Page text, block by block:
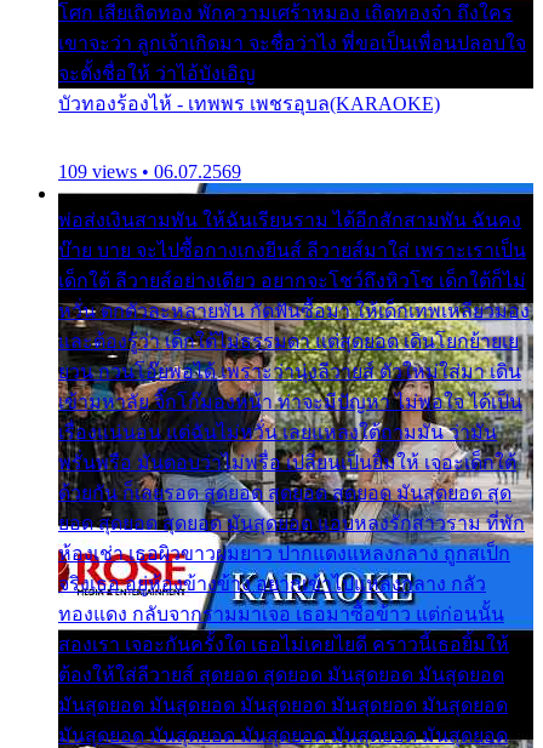
โศก เสียเถิดทอง พักความเศร้าหมอง เถิดทองจ๋า ถึงใคร
เขาจะว่า ลูกเจ้าเกิดมา จะชื่อว่าไง พี่ขอเป็นเพื่อนปลอบใจ
จะตั้งชื่อให้ ว่าไอ้บังเอิญ
บัวทองร้องไห้ - เทพพร เพชรอุบล(KARAOKE)
109 views • 06.07.2569
พ่อส่งเงินสามพัน ให้ฉันเรียนราม ได้อีกสักสามพัน ฉันคง
บ๊าย บาย จะไปซื้อกางเกงยีนส์ ลีวายส์มาใส่ เพราะเราเป็น
เด็กใต้ ลีวายส์อย่างเดียว อยากจะโชว์ถึงหิวโซ เด็กใต้ก็ไม่
หวั่น ตกตัวละหลายพัน กัดฟันซื้อมา ให้เด็กเทพเหลียวมอง
และต้องรู้ว่า เด็กใต้ไม่ธรรมดา แต่สุดยอด เดินโยกย้ายเย
ยวน กวนโอ๊ยพอได้ เพราะว่านุ่งลีวายส์ ตัวใหม่ใส่มา เดิน
เข้ามหาลัย จิ๊กโก๊มองหน้า ท่าจะมีปัญหา ไม่พอใจ ได้เป็น
เรื่องแน่นอน แต่ฉันไม่หวั่น เลยแหลงใต้ถามมัน ว่ามัน
พรั่นพรือ มันตอบว่าไม่พรื่อ เปลี่ยนเป็นยิ้มให้ เจอะเด็กใต้
ด้วยกัน ก็เลยรอด สุดยอด สุดยอด สุดยอด มันสุดยอด สุด
ยอด สุดยอด สุดยอด มันสุดยอด แอบหลงรักสาวราม ที่พัก
ห้องเช่า เธอผิวขาวผมยาว ปากแดงแหลงกลาง ถูกสเป็ก
จริงเธอ อยู่ห้องข้างข้าง อยากเข้าไปแหลงกลาง กลัว
ทองแดง กลับจากรามมาเจอ เธอมาซื้อข้าว แต่ก่อนนั้น
สองเรา เจอะกันครั้งใด เธอไม่เคยไยดี คราวนี้เธอยิ้มให้
ต้องให้ใส่ลีวายส์ สุดยอด สุดยอด มันสุดยอด มันสุดยอด
มันสุดยอด มันสุดยอด มันสุดยอด มันสุดยอด มันสุดยอด
มันสุดยอด มันสุดยอด มันสุดยอด มันสุดยอด มันสุดยอด